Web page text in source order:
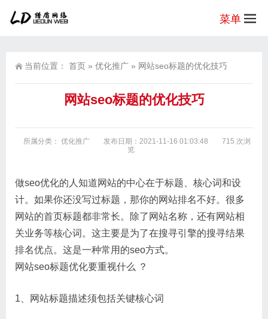
菜单
当前位置： 首页 » 优化推广 » 网站seo标题的优化技巧
网站seo标题的优化技巧
所属分类： 优化推广 发布日期：2021-11-16 01:03:48
715 次浏
览
做seo优化的人知道网站的中心在于标题、核心词和设
计。如果你还没写过标题，那你的网站排名不好。很多
网站的首页标题都非常长。除了网站名称，还有网站相
关业务等核心词。这主要是为了在搜寻引擎的搜寻结果
排名优点。这是一种常用的seo方式。
网站seo标题优化要重视什么 ？
1、网站标题描述须包括关键核心词